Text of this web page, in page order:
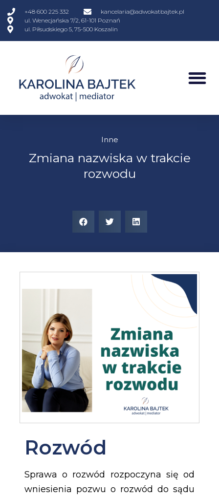
+48 600 225 332
kancelaria@adwokatbajtek.pl
ul. Wenecjańska 7/2, 61-101 Poznań
ul. Piłsudskiego 5, 75-500 Koszalin
Inne
Zmiana nazwiska w trakcie
rozwodu
Rozwód
Sprawa o rozwód rozpoczyna się od
wniesienia pozwu o rozwód do sądu